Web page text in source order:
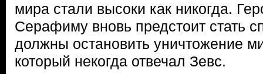
мира стали высоки как никогда.
Серафиму вновь предстоит стать
должны остановить уничтожение
который некогда отвечал Зевс.